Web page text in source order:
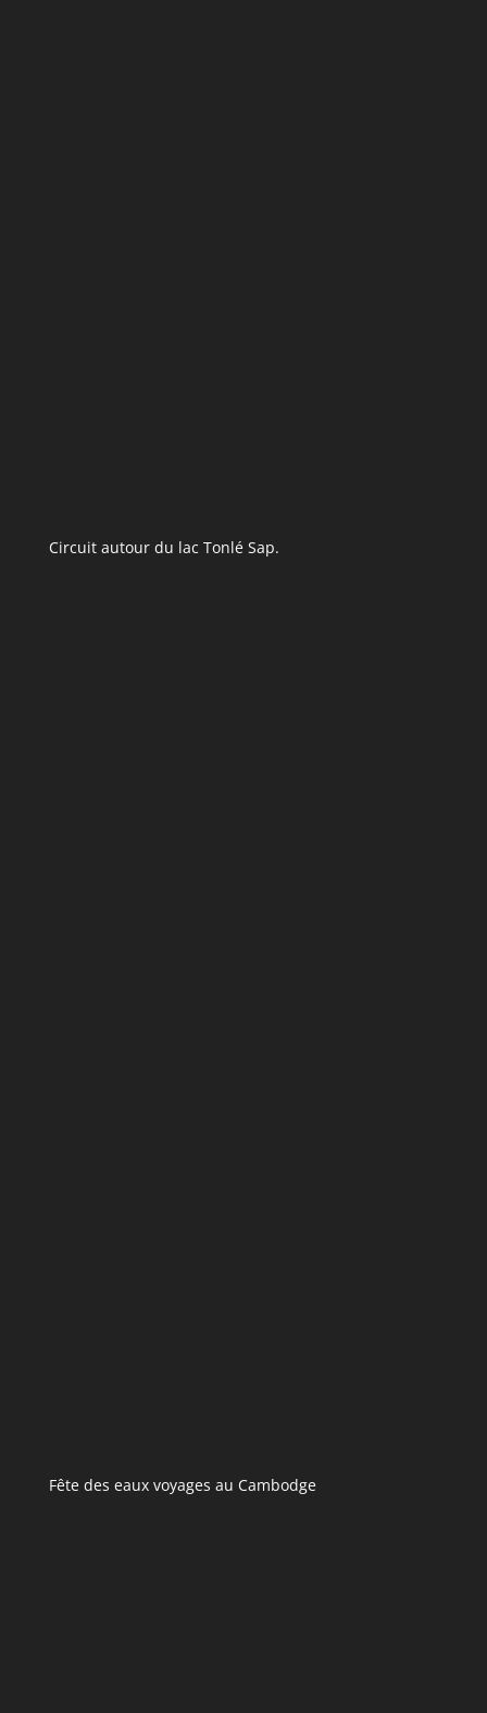
Circuit autour du lac Tonlé Sap.
Fête des eaux voyages au Cambodge